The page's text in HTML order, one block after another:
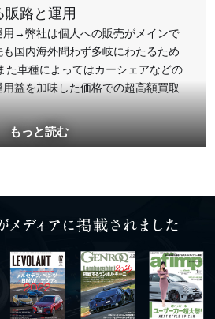
販路と運用
用→弊社は個人への販売がメインで
国内海外問わず多岐にわたるため
た車種によってはカーシェアなどの
益を加味した価格での超高額買取